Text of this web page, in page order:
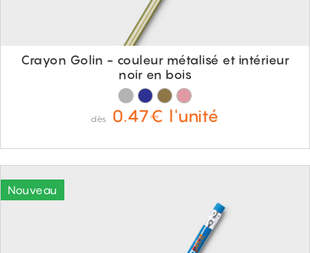
Crayon Golin - couleur métalisé et intérieur
noir en bois
dès 0.47€ l'unité